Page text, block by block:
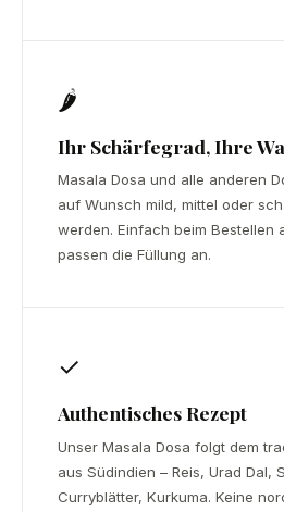
🌶
Ihr Schärfegrad, Ihre
Masala Dosa und alle anderen
auf Wunsch mild, mittel oder
werden. Einfach beim Bestellen
passen die Füllung an.
✓
Authentisches Rezept
Unser Masala Dosa folgt dem
aus Südindien – Reis, Urad Dal,
Curryblätter, Kurkuma. Keine